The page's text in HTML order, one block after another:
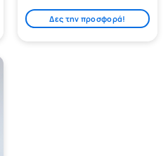
Δες την προσφορά!